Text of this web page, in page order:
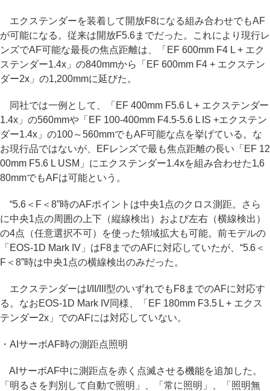
エクステンダーを装着して開放F8になる組み合わせでもAF
が可能になる。従来は開放F5.6までだった。これにより現行レ
ンズでAF可能な最長の焦点距離は、「EF 600mm F4 L + エク
ステンダー1.4x」の840mmから「EF 600mm F4 + エクステン
ダー2x」の1,200mmに延びた。
同社では一例として、「EF 400mm F5.6 L + エクステンダー
1.4x」の560mmや「EF 100-400mm F4.5-5.6 L IS +エクステン
ダー1.4x」の100～560mmでもAF可能な点を挙げている。な
お現行品ではないが、EFレンズで最も焦点距離の長い「EF 12
00mm F5.6 L USM」にエクステンダー1.4xを組み合わせた1,6
80mmでもAFは可能という。
“5.6＜F＜8”時のAFポイントは中央1点のクロス測距。さら
に中央1点の周囲の上下（縦線検出）および左右（横線検出）
の4点（任意選択不可）を使った領域拡大も可能。前モデルの
「EOS-1D Mark IV」はF8までのAFに対応していたが、“5.6＜
F＜8”時は中央1点の横線検出のみだった。
エクステンダーはI/II/III型のいずれでもF8までのAFに対応す
る。なおEOS-1D Mark IV同様、「EF 180mm F3.5 L + エクス
テンダー2x」でのAFには対応していない。
・AIサーボAF時の測距点照明
AIサーボAF中に測距点を赤く点滅させる機能を追加した。
「明るさを判別して自動で照明」、「常に照明」、「照明無